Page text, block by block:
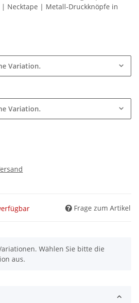
| Necktape | Metall-Druckknöpfe in
Variation.
Variation.
Frage zum Artikel
Wählen Sie bitte die
aus.